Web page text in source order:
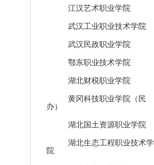
江汉艺术职业学院
武汉工业职业技术学院
武汉民政职业学院
鄂东职业技术学院
湖北财税职业学院
黄冈科技职业学院（民
办）
湖北国土资源职业学院
湖北生态工程职业技术学
院